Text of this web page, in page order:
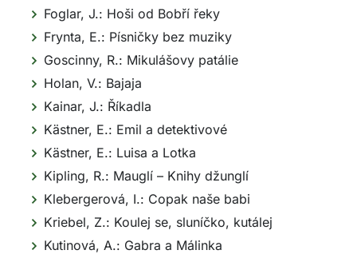
Foglar, J.: Hoši od Bobří řeky
Frynta, E.: Písničky bez muziky
Goscinny, R.: Mikulášovy patálie
Holan, V.: Bajaja
Kainar, J.: Říkadla
Kästner, E.: Emil a detektivové
Kästner, E.: Luisa a Lotka
Kipling, R.: Mauglí – Knihy džunglí
Klebergerová, I.: Copak naše babi
Kriebel, Z.: Koulej se, sluníčko, kutálej
Kutinová, A.: Gabra a Málinka